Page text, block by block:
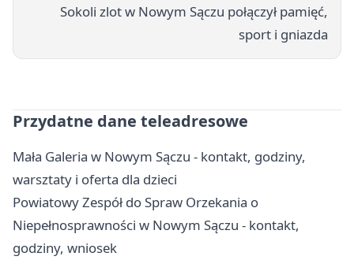
Sokoli zlot w Nowym Sączu połączył pamięć,
sport i gniazda
Przydatne dane teleadresowe
Mała Galeria w Nowym Sączu - kontakt, godziny,
warsztaty i oferta dla dzieci
Powiatowy Zespół do Spraw Orzekania o
Niepełnosprawności w Nowym Sączu - kontakt,
godziny, wniosek